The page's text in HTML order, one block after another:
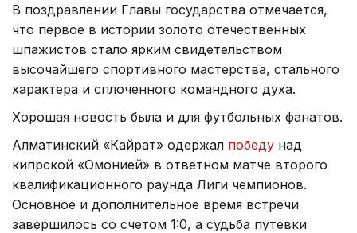
В поздравлении Главы государства отмечается,
что первое в истории золото отечественных
шпажистов стало ярким свидетельством
высочайшего спортивного мастерства, стального
характера и сплоченного командного духа.
Хорошая новость была и для футбольных фанатов.
Алматинский «Кайрат» одержал победу над
кипрской «Омонией» в ответном матче второго
квалификационного раунда Лиги чемпионов.
Основное и дополнительное время встречи
завершилось со счетом 1:0, а судьба путевки